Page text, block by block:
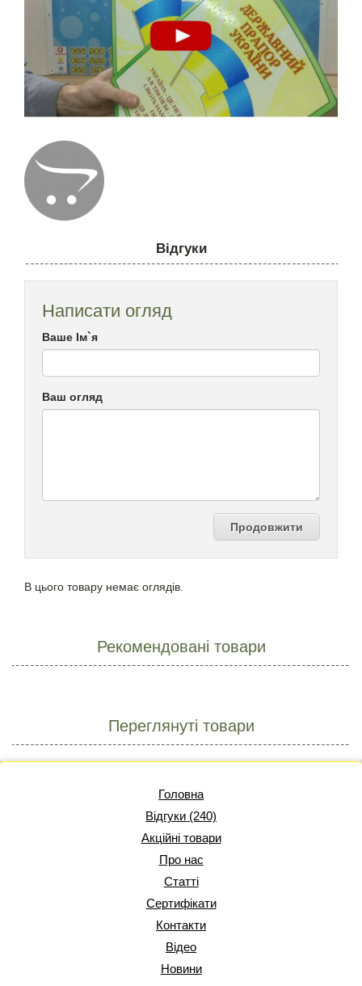
Відгуки
Написати огляд
Ваше Ім`я
Ваш огляд
Продовжити
В цього товару немає оглядів.
Рекомендовані товари
Переглянуті товари
Головна
Відгуки (240)
Акційні товари
Про нас
Статті
Сертифікати
Контакти
Відео
Новини